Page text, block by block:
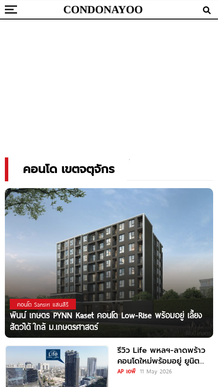
คอนโด เขตจตุจักร
คอนโด Sansiri แสนสิริ
พินน์ เกษตร PYNN Kaset คอนโด Low-Rise พร้อมอยู่ เลี้ยง
สัตว์ได้ ใกล้ ม.เกษตรศาสตร์
รีวิว Life พหลฯ-ลาดพร้าว
คอนโดใหม่พร้อมอยู่ ยูนิต
น้อย ติดถนนใหญ่ ใกล้ BTS
AP เอพี 11 May 2026